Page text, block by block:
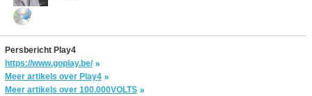
Persbericht Play4
https://www.goplay.be/
Meer artikels over Play4
Meer artikels over 100.000VOLTS